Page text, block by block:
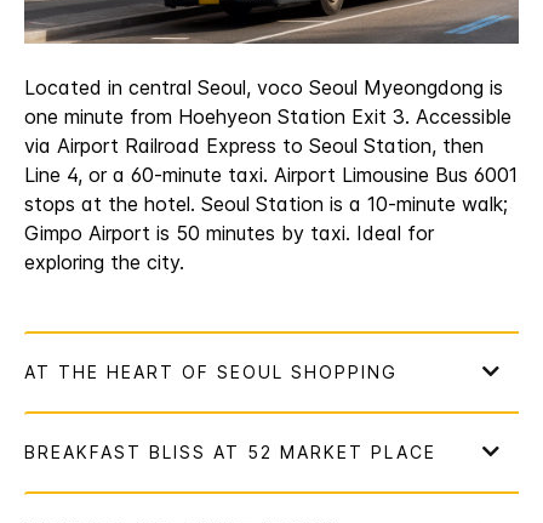
Located in central Seoul, voco Seoul Myeongdong is
one minute from Hoehyeon Station Exit 3. Accessible
via Airport Railroad Express to Seoul Station, then
Line 4, or a 60-minute taxi. Airport Limousine Bus 6001
stops at the hotel. Seoul Station is a 10-minute walk;
Gimpo Airport is 50 minutes by taxi. Ideal for
exploring the city.